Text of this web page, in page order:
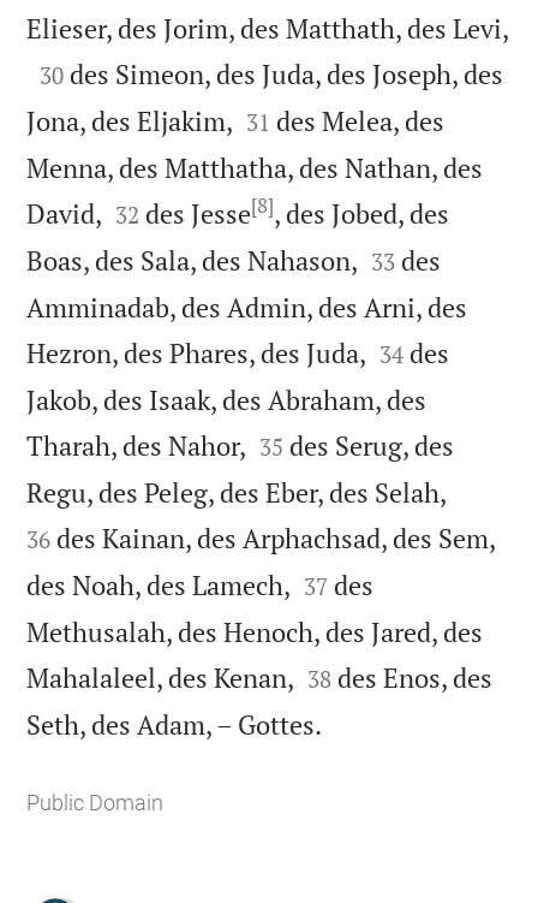
Elieser, des Jorim, des Matthath, des Levi,

30 des Simeon, des Juda, des Joseph, des
Jona, des Eljakim, 

31 des Melea, des
Menna, des Matthatha, des Nathan, des
David, 

32 des Jesse[8], des Jobed, des
Boas, des Sala, des Nahason, 

33 des
Amminadab, des Admin, des Arni, des
Hezron, des Phares, des Juda, 

34 des
Jakob, des Isaak, des Abraham, des
Tharah, des Nahor, 

35 des Serug, des
Regu, des Peleg, des Eber, des Selah,
36 des Kainan, des Arphachsad, des Sem,
des Noah, des Lamech, 

37 des
Methusalah, des Henoch, des Jared, des
Mahalaleel, des Kenan, 

38 des Enos, des
Seth, des Adam, – Gottes.
Public Domain